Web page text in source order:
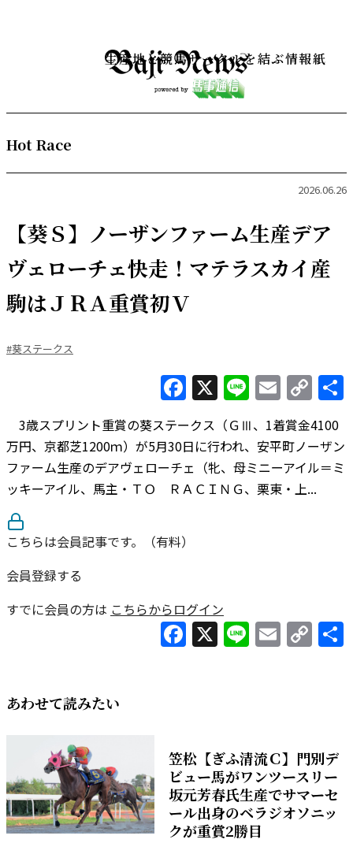
生産地と競馬サークルを結ぶ情報紙
Hot Race
2026.06.26
【葵Ｓ】ノーザンファーム生産デア
ヴェローチェ快走！マテラスカイ産
駒はＪＲＡ重賞初Ｖ
#葵ステークス
Facebook
X LineEmail
3歳スプリント重賞の葵ステークス（ＧⅢ、1着賞金4100
万円、京都芝1200ｍ）が5月30日に行われ、安平町ノーザン
ファーム生産のデアヴェローチェ（牝、母ミニーアイル＝ミ
ッキーアイル、馬主・ＴＯ ＲＡＣＩＮＧ、栗東・上...
こちらは会員記事です。（有料）
会員登録する
すでに会員の方は こちらからログイン
Facebook
X LineEmail
あわせて読みたい
笠松【ぎふ清流Ｃ】門別デ
ビュー馬がワンツースリー
坂元芳春氏生産でサマーセ
ール出身のベラジオソニッ
クが重賞2勝目